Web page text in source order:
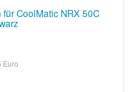
CoolMatic NRX 50C
Euro